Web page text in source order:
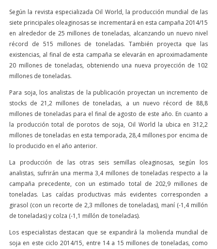
Según la revista especializada Oil World, la producción mundial de las
siete principales oleaginosas se incrementará en esta campaña 2014/15
en alrededor de 25 millones de toneladas, alcanzando un nuevo nivel
récord de 515 millones de toneladas. También proyecta que las
existencias, al final de esta campaña se elevarán en aproximadamente
20 millones de toneladas, obteniendo una nueva proyección de 102
millones de toneladas.
Para soja, los analistas de la publicación proyectan un incremento de
stocks de 21,2 millones de toneladas, a un nuevo récord de 88,8
millones de toneladas para el final de agosto de este año. En cuanto a
la producción total de porotos de soja, Oil World la ubica en 312,2
millones de toneladas en esta temporada, 28,4 millones por encima de
lo producido en el año anterior.
La producción de las otras seis semillas oleaginosas, según los
analistas, sufrirán una merma 3,4 millones de toneladas respecto a la
campaña precedente, con un estimado total de 202,9 millones de
toneladas. Las caídas productivas más evidentes corresponden a
girasol (con un recorte de 2,3 millones de toneladas), maní (-1,4 millón
de toneladas) y colza (-1,1 millón de toneladas).
Los especialistas destacan que se expandirá la molienda mundial de
soja en este ciclo 2014/15, entre 14 a 15 millones de toneladas, como